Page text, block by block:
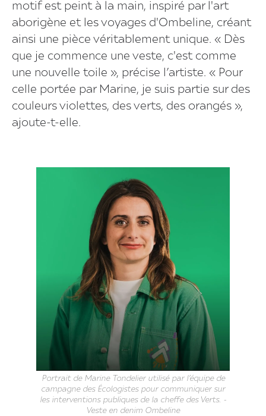
motif est peint à la main, inspiré par l'art
aborigène et les voyages d'Ombeline, créant
ainsi une pièce véritablement unique. « Dès
que je commence une veste, c'est comme
une nouvelle toile », précise l’artiste. « Pour
celle portée par Marine, je suis partie sur des
couleurs violettes, des verts, des orangés »,
ajoute-t-elle.
Portrait de Marine Tondelier utilisé par l’équipe de
campagne des Écologistes pour communiquer sur
les interventions publiques de la cheffe des Verts. -
Veste en denim Ombeline